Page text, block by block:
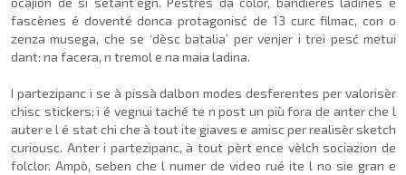
fascènes é doventé donca protagonisć de 13 curc filmac, con o
zenza musega, che se ‘dèsc batalia’ per venjer i trei pesć metui
dant: na facera, n tremol e na maia ladina.
I partezipanc i se à pissà dalbon modes desferentes per valorisèr
chisc stickers: i é vegnui taché te n post un più fora de anter che l
auter e l é stat chi che à tout ite giaves e amisc per realisèr sketch
curiousc. Anter i partezipanc, à tout pèrt ence vèlch sociazion de
folclor. Ampò, seben che l numer de video rué ite l no sie gran e